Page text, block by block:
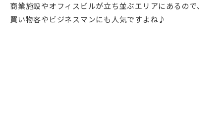
商業施設やオフィスビルが立ち並ぶエリアにあるので、
買い物客やビジネスマンにも人気ですよね♪